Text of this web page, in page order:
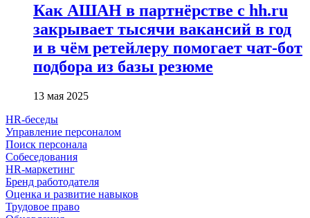
Как АШАН в партнёрстве с hh.ru
закрывает тысячи вакансий в год
и в чём ретейлеру помогает чат-бот
подбора из базы резюме
13 мая 2025
HR-беседы
Управление персоналом
Поиск персонала
Собеседования
HR-маркетинг
Бренд работодателя
Оценка и развитие навыков
Трудовое право